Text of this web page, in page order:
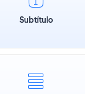
Subtítulo